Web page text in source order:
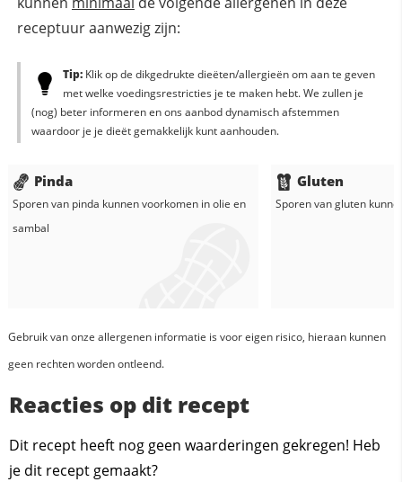
receptuur aanwezig zijn:
Tip:Klik op de dikgedrukte dieëten/allergieën om aan te geven
met welke voedingsrestricties je te maken hebt. We zullen je
(nog) beter informeren en ons aanbod dynamisch afstemmen
waardoor je je dieët gemakkelijk kunt aanhouden.
Pinda
Sporen van pinda kunnen voorkomen inolie en
sambal
Gluten
Sporen van gluten
Gebruik van onze allergenen informatie is voor eigen risico, hieraan kunnen
geen rechten worden ontleend.
Reacties op dit recept
Dit recept heeft nog geen waarderingen gekregen! Heb
je dit recept gemaakt?